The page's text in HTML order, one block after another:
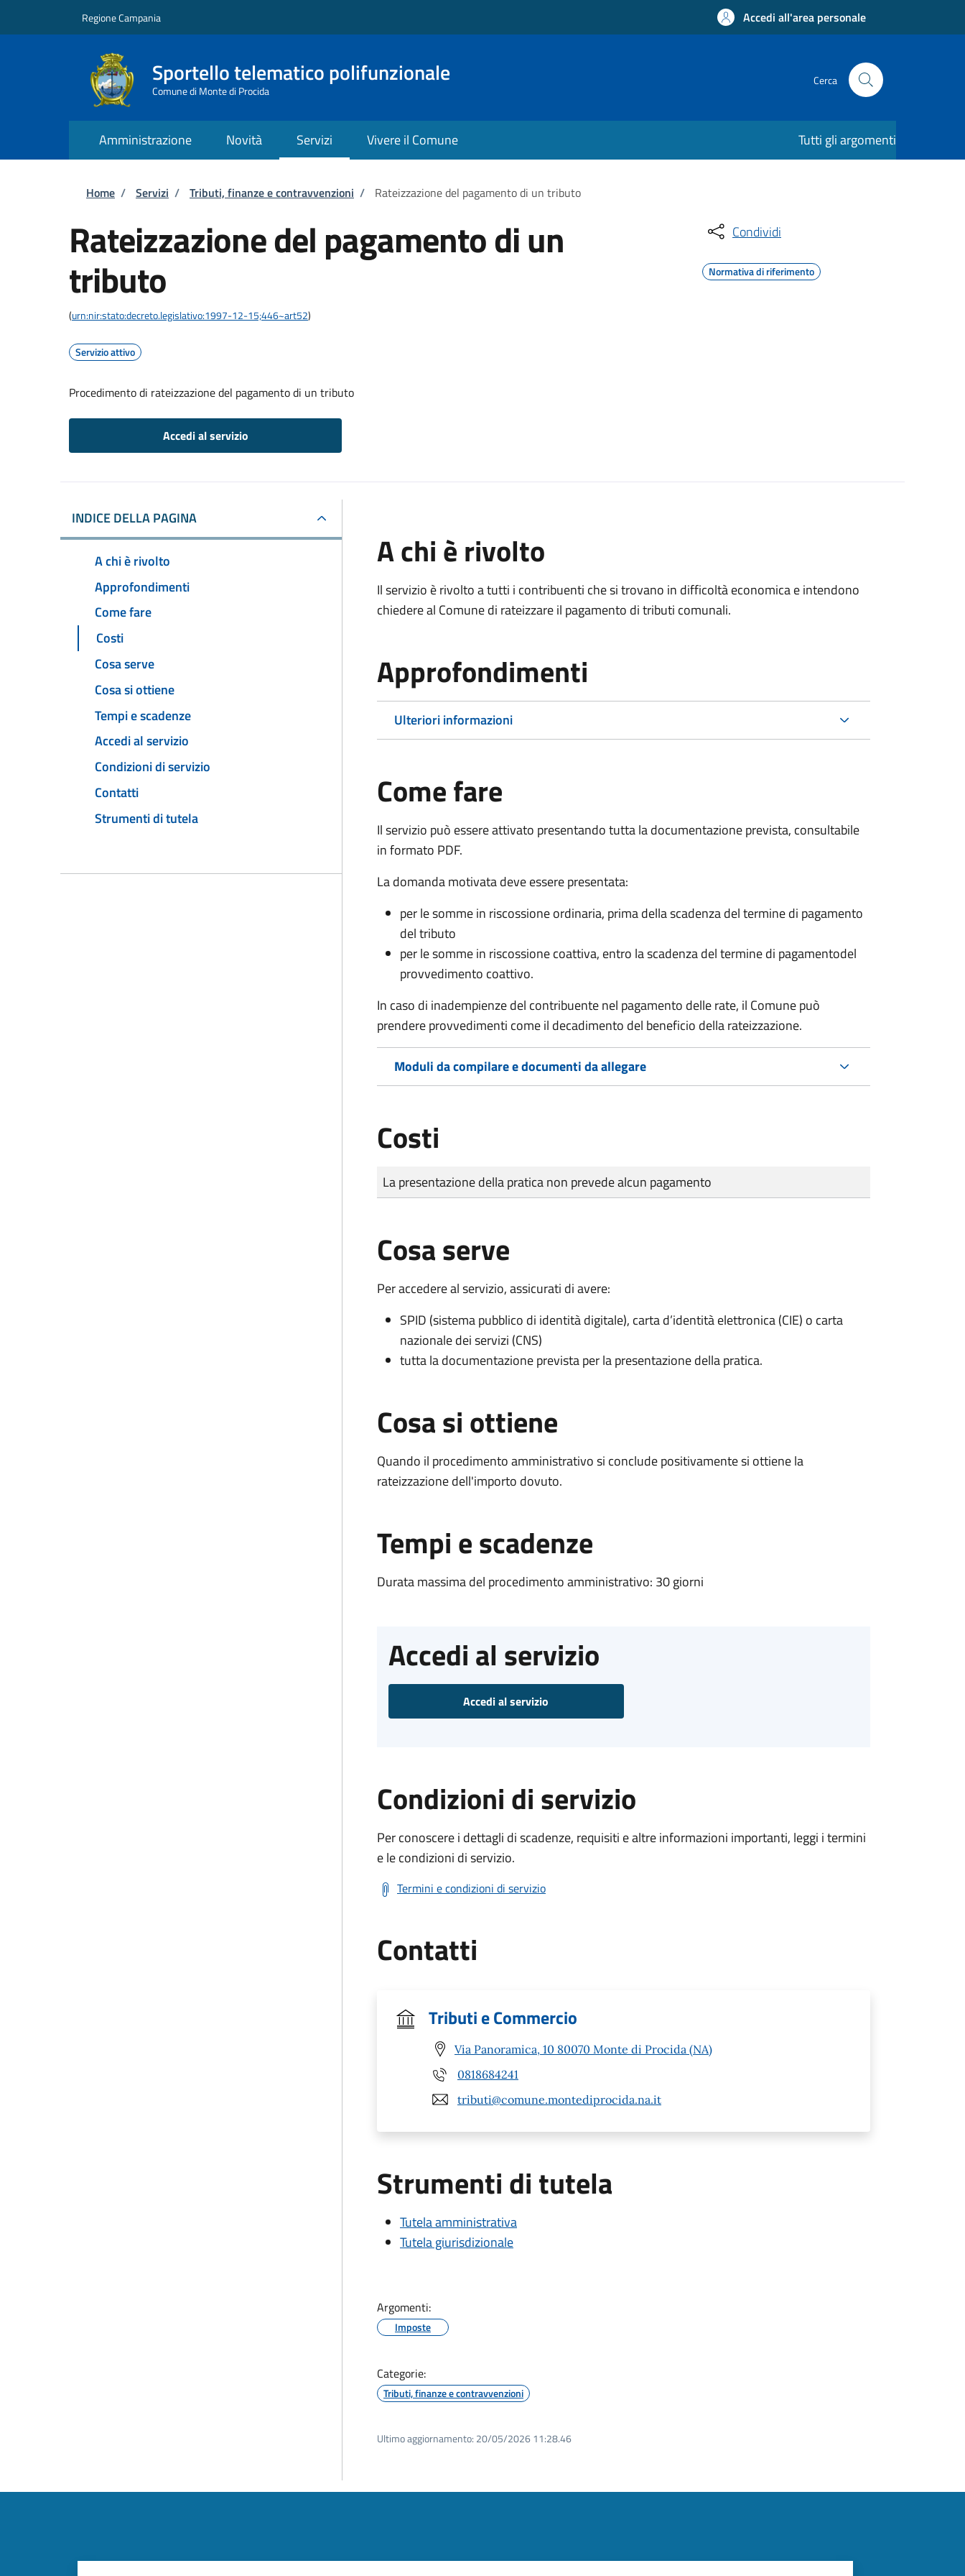
Regione Campania Accedi all'area personale
Sportello telematico polifunzionale
Comune di Monte di Procida
Cerca
Amministrazione Novità Servizi Vivere il Comune Tutti gli argomenti
Briciole di pane
Home / Servizi / Tributi, finanze e contravvenzioni / Rateizzazione del pagamento di un tributo
Rateizzazione del pagamento di un
tributo
(urn:nir:stato:decreto.legislativo:1997-12-15;446~art52)
Servizio attivo
Procedimento di rateizzazione del pagamento di un tributo
Accedi al servizio
Condividi
Normativa di riferimento
INDICE DELLA PAGINA
A chi è rivolto
Approfondimenti
Come fare
Costi
Cosa serve
Cosa si ottiene
Tempi e scadenze
Accedi al servizio
Condizioni di servizio
Contatti
Strumenti di tutela
A chi è rivolto
Il servizio è rivolto a tutti i contribuenti che si trovano in difficoltà economica e intendono
chiedere al Comune di rateizzare il pagamento di tributi comunali.
Approfondimenti
Ulteriori informazioni
Come fare
Il servizio può essere attivato presentando tutta la documentazione prevista, consultabile
in formato PDF.
La domanda motivata deve essere presentata:
per le somme in riscossione ordinaria, prima della scadenza del termine di pagamento
del tributo
per le somme in riscossione coattiva, entro la scadenza del termine di pagamentodel
provvedimento coattivo.
In caso di inadempienze del contribuente nel pagamento delle rate, il Comune può
prendere provvedimenti come il decadimento del beneficio della rateizzazione.
Moduli da compilare e documenti da allegare
Costi
Tipo di pagamento
Importo
La presentazione della pratica non prevede alcun pagamento
Cosa serve
Per accedere al servizio, assicurati di avere:
SPID (sistema pubblico di identità digitale), carta d’identità elettronica (CIE) o carta
nazionale dei servizi (CNS)
tutta la documentazione prevista per la presentazione della pratica.
Cosa si ottiene
Quando il procedimento amministrativo si conclude positivamente si ottiene la
rateizzazione dell'importo dovuto.
Tempi e scadenze
Durata massima del procedimento amministrativo: 30 giorni
Accedi al servizio
Accedi al servizio
Condizioni di servizio
Per conoscere i dettagli di scadenze, requisiti e altre informazioni importanti, leggi i termini
e le condizioni di servizio.
Termini e condizioni di servizio
Contatti
Tributi e Commercio
Via Panoramica, 10 80070 Monte di Procida (NA)
0818684241
tributi@comune.montediprocida.na.it
Strumenti di tutela
Tutela amministrativa
Tutela giurisdizionale
Argomenti:
Imposte
Categorie:
Tributi, finanze e contravvenzioni
Ultimo aggiornamento: 20/05/2026 11:28.46